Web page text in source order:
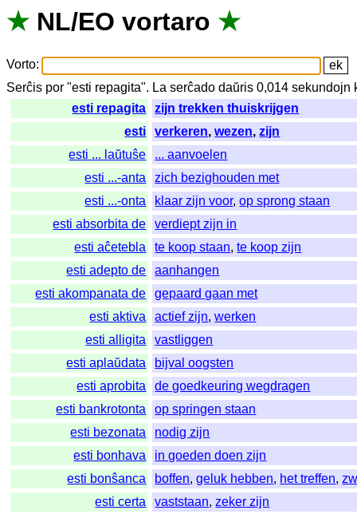
★ NL/EO vortaro ★
Vorto:
Serĉis por "esti repagita". La serĉado daŭris 0,014sekundojn
esti repagita
zijn trekken thuiskrijgen
esti
verkeren,wezen,zijn
esti ... laŭtuŝe
... aanvoelen
esti ...-anta
zich bezighouden met
esti ...-onta
klaar zijn voor,op sprong staan
esti absorbita de
verdiept zijn in
esti aĉetebla
te koop staan,te koop zijn
esti adepto de
aanhangen
esti akompanata de
gepaard gaan met
esti aktiva
actief zijn,werken
esti alligita
vastliggen
esti aplaŭdata
bijval oogsten
esti aprobita
de goedkeuring wegdragen
esti bankrotonta
op springen staan
esti bezonata
nodig zijn
esti bonhava
in goeden doen zijn
esti bonŝanca
boffen,geluk hebben, het treffen,
esti certa
vaststaan,zeker zijn